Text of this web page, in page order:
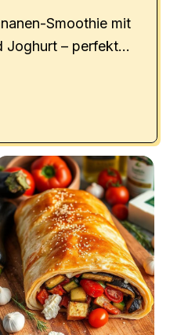
Smoothie mit
Joghurt – perfekt